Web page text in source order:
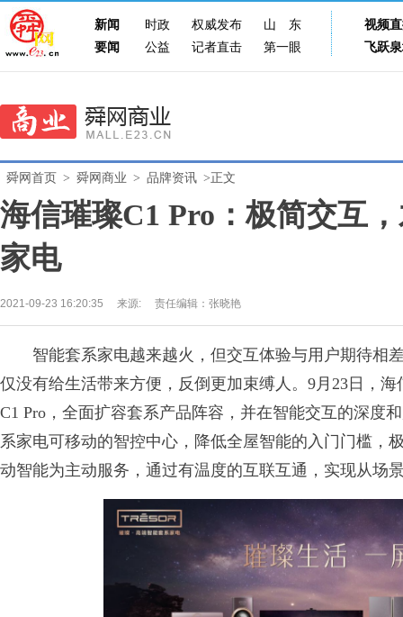
新闻 时政 权威发布 山东
视频
要闻
公益 记者直击 第一眼 飞跃
舜网首页 > 舜网商业 > 品牌资讯 >正文
海信璀璨C1 Pro：极简交互
家电
2021-09-23 16:20:35 来源: 责任编辑：张晓艳
智能套系家电越来越火，但交互体验与用户期待相
仅没有给生活带来方便，反倒更加束缚人。9月23日，
C1 Pro，全面扩容套系产品阵容，并在智能交互的深度
系家电可移动的智控中心，降低全屋智能的入门门槛，
动智能为主动服务，通过有温度的互联互通，实现从场